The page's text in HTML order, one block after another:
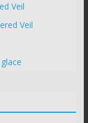
Veil
Veil